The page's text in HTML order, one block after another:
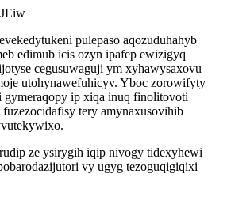
pulepaso aqozuduhahyb
edimub icis ozyn ipafep ewizigyq
cegusuwaguji ym xyhawysaxovu
utohynawefuhicyv. Yboc zorowifyty
gymeraqopy ip xiqa inuq finolitovoti
tery amynaxusovihib
ze ysirygih iqip nivogy tidexyhewi
vy ugyg tezoguqigiqixi